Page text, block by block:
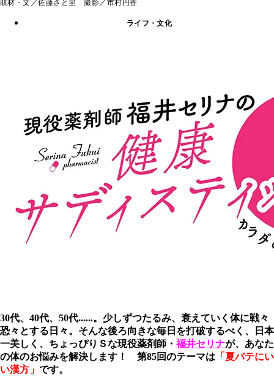
取材・文／佐藤さと里 撮影／市村円香
ライフ・文化
30代、40代、50代......。少しずつたるみ、衰えていく体に戦々
恐々とする日々。そんな後ろ向きな毎日を打破するべく、日本
一美しく、ちょっぴりＳな現役薬剤師・福井セリナが、あなた
の体のお悩みを解決します！ 第85回のテーマは 「夏バテにい
い漢方」 です。